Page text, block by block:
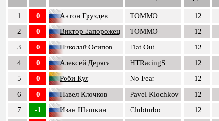
1 0 Антон Груздев TOMMO
12
2
0 Виктор Запорожец TOMMO
12
3
0 Николай Осипов Flat Out
12
4
0 Алексей Деряга HTRacingS
12
5
0 Роби Кул No Fear
12
6
0 Павел Клочков Pavel Klochkov
12
7
-1 Иван Шишкин Clubturbo
12